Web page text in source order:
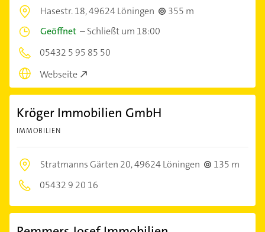
Hasestr. 18,49624 Löningen
355 m
Geöffnet –Schließt um 18:00
05432 5 95 85 50
Webseite
Kröger Immobilien GmbH
IMMOBILIEN
Stratmanns Gärten 20,49624 Löningen
135 m
05432 9 20 16